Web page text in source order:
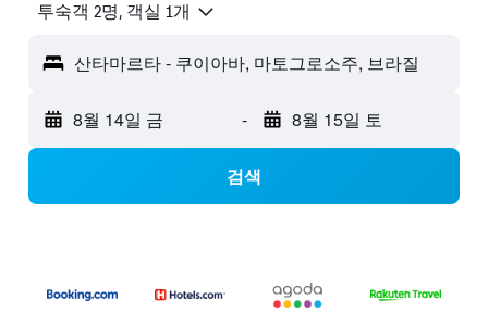
​투숙객 2​명, ​객실 1개
산타마르타 - 쿠이아바, 마토그로소주, 브라질
8월 14일 금 - 8월 15일 토
검색